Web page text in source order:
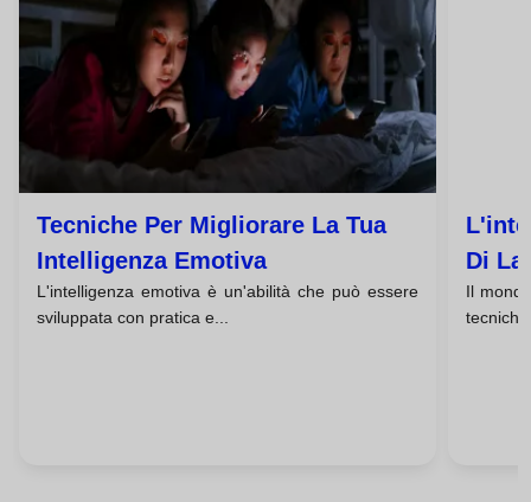
Tecniche Per Migliorare La Tua
Intelligenza Emotiva
L'intelligenza emotiva è un'abilità che può essere
sviluppata con pratica e...
Di
Il